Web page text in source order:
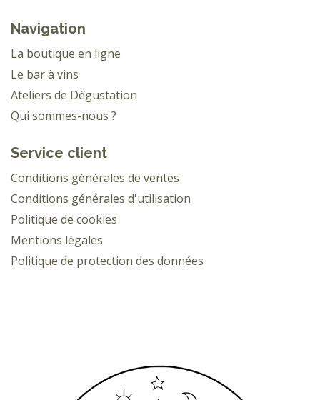
Navigation
La boutique en ligne
Le bar à vins
Ateliers de Dégustation
Qui sommes-nous ?
Service client
Conditions générales de ventes
Conditions générales d'utilisation
Politique de cookies
Mentions légales
Politique de protection des données